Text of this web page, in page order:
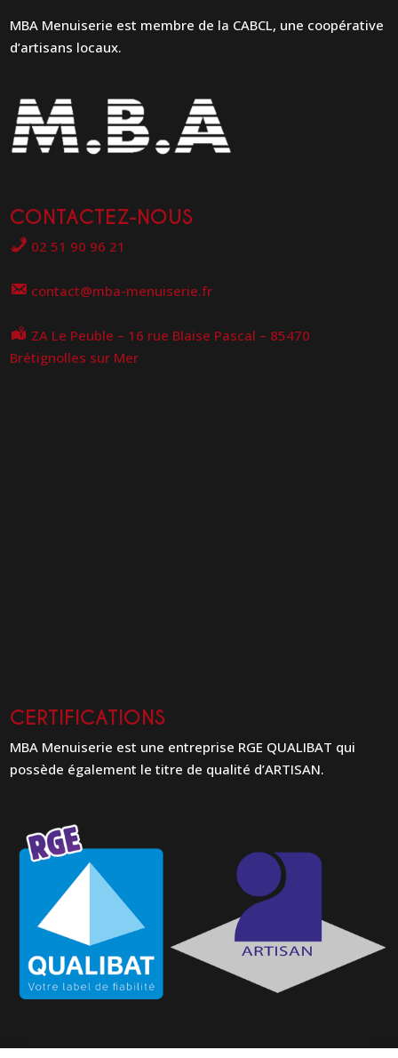
MBA Menuiserie est membre de la CABCL, une coopérative
d’artisans locaux.
CONTACTEZ-NOUS
02 51 90 96 21
contact@mba-menuiserie.fr
ZA Le Peuble – 16 rue Blaise Pascal – 85470
Brétignolles sur Mer
CERTIFICATIONS
MBA Menuiserie est une entreprise RGE QUALIBAT qui
possède également le titre de qualité d’ARTISAN.